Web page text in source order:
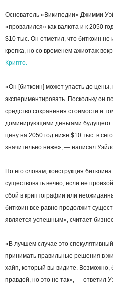
Основатель «Википедии» Джимми
«провалился» как валюта и к 2050
$10 тыс. Он отметил, что биткоин не
крепка, но со временем ажиотаж
Крипто.
«Он [биткоин] может упасть до
экспериментировать. Поскольку он
средство сохранения стоимости и
доминирующими деньгами
цену на 2050 год ниже $10 тыс. в
значительно ниже», — написал
По его словам, конструкция
существовать вечно, если не
сбой в криптографии или
биткоин все равно продолжит
является успешным», считает
«В лучшем случае это
принимать правильные решения в
хайп, который вы видите.
правдой, но это не так», — ответил